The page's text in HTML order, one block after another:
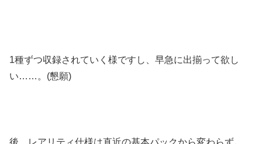
1種ずつ収録されていく様ですし、早急に出揃って欲し
い……。(懇願)
後、レアリティ仕様は直近の基本パックから変わらず。